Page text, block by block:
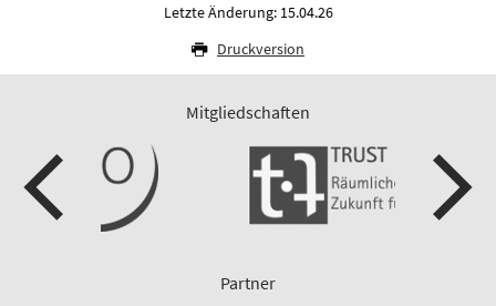
Letzte Änderung: 15.04.26
Druckversion
Mitgliedschaften
Partner